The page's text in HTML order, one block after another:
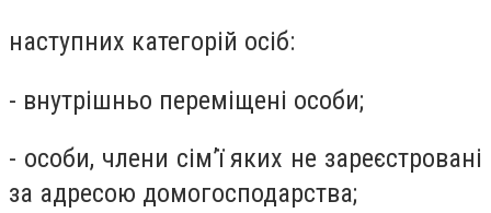
наступних категорій осіб:
- внутрішньо переміщені особи;
- особи, члени сім’ї яких не зареєстровані
за адресою домогосподарства;